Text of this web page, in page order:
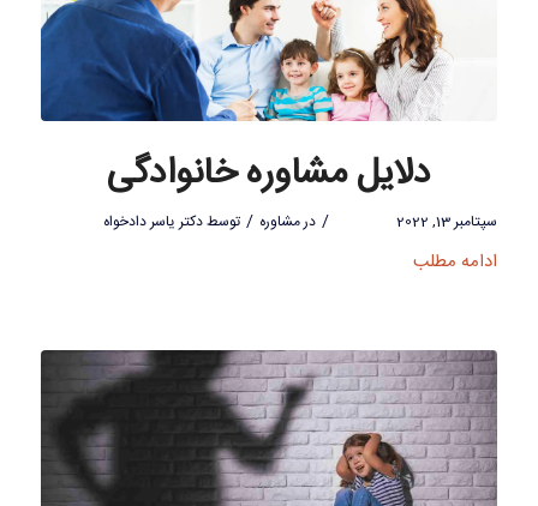
دلایل مشاوره خانوادگی
سپتامبر 13, 2022 / درمشاوره / توسطدکتر یاسر دادخواه
ادامه مطلب